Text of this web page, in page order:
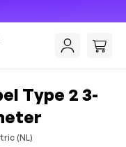
Type 2 3-
(NL)